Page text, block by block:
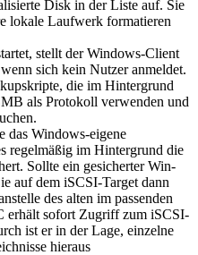
Disk in der Liste auf. Sie
lokale Laufwerk formatieren
stellt der Windows-Client
sich kein Nutzer anmeldet.
die im Hintergrund
als Protokoll verwenden und
das Windows-eigene
regelmäßig im Hintergrund die
Sollte ein gesicherter Win­-
auf dem iSCSI-Target dann
des alten im passenden
erhält sofort Zugriff zum iSCSI-
ist er in der Lage, einzelne
hieraus